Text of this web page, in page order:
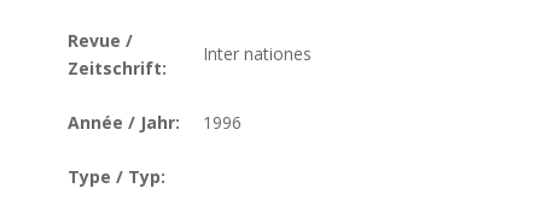
Revue /
Zeitschrift:
Inter nationes
Année / Jahr: 1996
Type / Typ: